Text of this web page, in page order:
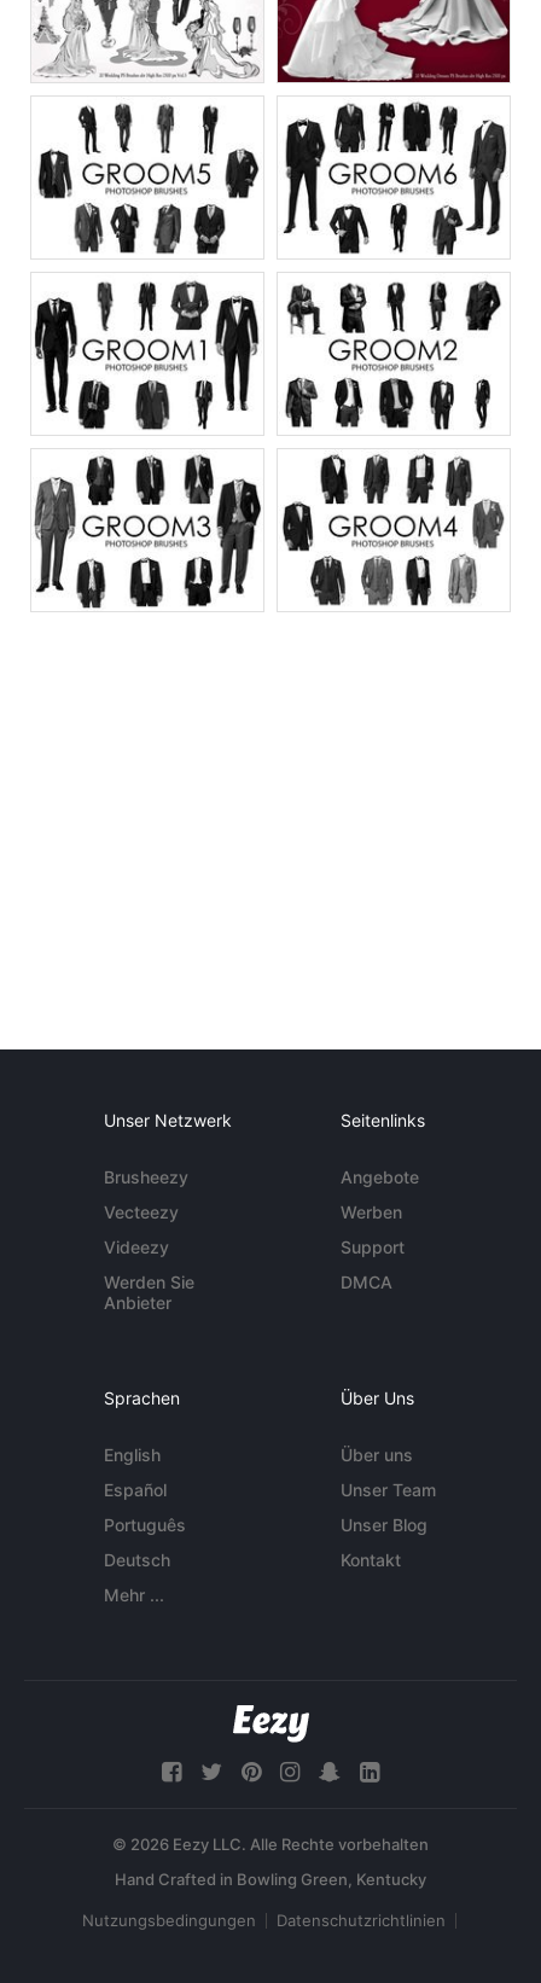
Unser Netzwerk
Brusheezy
Vecteezy
Videezy
Werden Sie
Anbieter
Seitenlinks
Angebote
Werben
Support
DMCA
Sprachen
English
Español
Português
Deutsch
Mehr ...
Über Uns
Über uns
Unser Team
Unser Blog
Kontakt
© 2026 Eezy LLC. Alle Rechte vorbehalten
Nutzungsbedingungen Datenschutzrichtlinien